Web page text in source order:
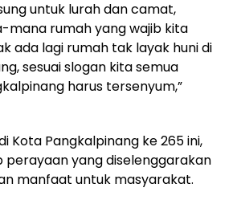
untuk lurah dan camat,
mana rumah yang wajib kita
ada lagi rumah tak layak huni di
sesuai slogan kita semua
harus tersenyum,”
Kota Pangkalpinang ke 265 ini,
perayaan yang diselenggarakan
manfaat untuk masyarakat.